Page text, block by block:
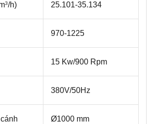
3/h) 25.101-35.134
970-1225
15 Kw/900 Rpm
380V/50Hz
Ø1000 mm